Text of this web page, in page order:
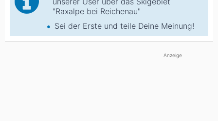
"Raxalpe bei Reichenau"
Sei der Erste und teile Deine Meinung!
Anzeige